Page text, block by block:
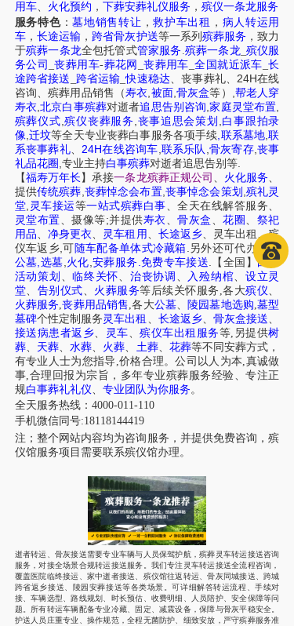
用车、 火化预约 ， 下葬安葬礼仪服务 ， 殡仪一条龙服务
服务特色：墓地销售转让 ，救护车出租 ， 病人转运用
车， 长途运输 ，跨省骨灰护送等一系列 殡葬服务 ，致力
于殡葬一条龙全包托管式管家服务 .殡葬一条龙_ 殡仪服
务公司
_丧葬用车-葬花网 丧葬用车 全国就近派车 长
途跨省接送 跨省运输 _快速稳达、丧事葬礼、 24H在线
咨询、殡葬用品销售 （寿衣 被面, 骨灰盒等）
帮老人穿
寿衣 ,北京白事殡葬对逝者追思告别咨询 ,家庭灵堂布置
殡葬仪式 殡仪丧葬服务 丧事追思会策划 白事跟拍录
像 迁坟等全天专业丧葬白事服务各项手续 联系墓地 ,联
系丧事葬礼、24H在线咨询车 联系乐队 骨灰寄存, 丧事
礼品花圈 专业主持白事殡葬对逝者追思告别等.
【福寿万年长 】承接一条龙殡葬正规公司 、 火化服务、
提供传统殡葬 丧葬悼念会布置, 丧事悼念会策划 殡礼灵
堂 灵车接运等一站式殡葬白事、全天在线解答服务、
灵堂布置、摄像等;并提供寿衣、骨灰盒 、花圈 、 祭祀
用品、 净身更衣、 灵车租用 、 长途返乡、 灵车出租 、殡
仪车返乡 可 随车配备单体式冷藏箱 另外还可代办各区
公墓 选墓 火化 安葬服务 免费专车接送 【全国】白事
活动策划 、临终关怀、 治丧协调 、 入殓纳棺、 设立灵
堂、 告别仪式、 火葬服务等后续关怀服务,各大殡仪、
火葬服务,丧葬用品销售,各大公墓、 陵园墓地选购,墓型
墓碑个性定制服务 灵车出租 、 长途返乡、 骨灰盒接送、
接送病患者返乡、 灵车、殡仪车出租服务等,另提供树
葬、 天葬、水葬、 火葬、 土葬、 花葬等不同安葬方式，
有专业人士为您指导,价格合理。公司以人为本,真诚做
事,合理回报为宗旨，多年专业殡葬服务经验、专注正
规白事葬礼礼仪、 专业团队为你服务。
全天服务热线：4000-011-110
手机微信同号:18118144419
注；整个网站内容均为咨询服务，并提供免费咨询，殡
仪馆服务项目需要联系殡仪馆办理。
逝者转运、骨灰接送需要专业车辆与人员保驾护航，殡葬灵车转运接送咨询
服务，对接全场景合规转运接送服务。我们专注灵车转运接送全流程咨询，
覆盖医院临终接运、家中逝者接送、殡仪馆往返转运、骨灰同城接送、跨城
跨省返乡接送、陵园安葬接送等各类场景。可详细解答转运流程、手续对
接、车辆选型、路线规划、时长预估、收费明细、人员陪护、安全保障等问
题。所有转运车辆配备专业冷藏、固定、减震设备，保障与骨灰平稳安全。
护送人员庄重专业、操作规范，全程无菌防护、细致安放，严守殡葬服务准